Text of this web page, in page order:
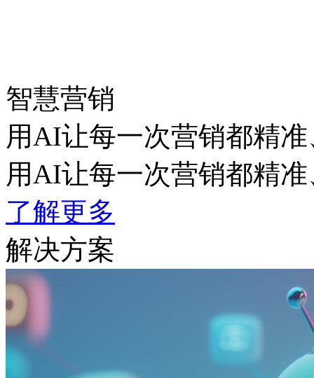
智慧营销
用AI让每一次营销都精准
用AI让每一次营销都精准
了解更多
解决方案